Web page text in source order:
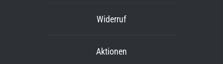
Widerruf
Aktionen